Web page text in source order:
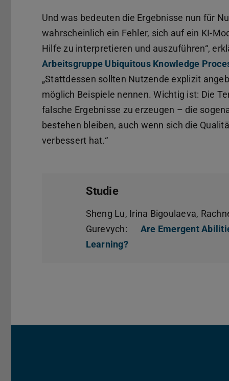
Und was bedeuten die Ergebnisse nun für
wahrscheinlich ein Fehler, sich auf ein KI-
Hilfe zu interpretieren und auszuführen“,
Arbeitsgruppe Ubiquitous Knowledge
„Stattdessen sollten Nutzende explizit
möglich Beispiele nennen. Wichtig ist: Die
falsche Ergebnisse zu erzeugen – die
bestehen bleiben, auch wenn sich die
verbessert hat.“
Studie
Sheng Lu, Irina Bigoulaeva,
Gurevych:
Are Emergent
Learning?